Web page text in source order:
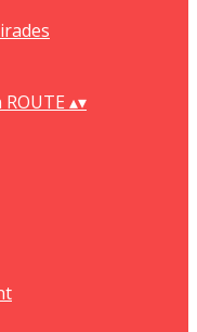
▴▾